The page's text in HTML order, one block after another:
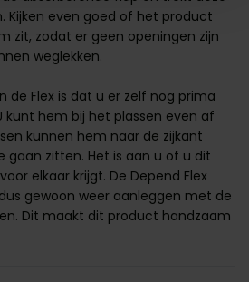
Kijken even goed of het product
zit, zodat er geen openingen zijn
weglekken.
de Flex is dat u er zelf nog prima
kunt hem bij het plassen even af
kunnen hem naar de zijkant
gaan zitten. Het is aan u of u dit
elkaar krijgt. De Depend Flex
gewoon weer aanleggen met de
Dit maakt dit product handzaam